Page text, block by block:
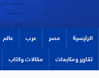
الرئيسية مصر عرب عالم
تقارير ومتابعات مقالات وكتاب